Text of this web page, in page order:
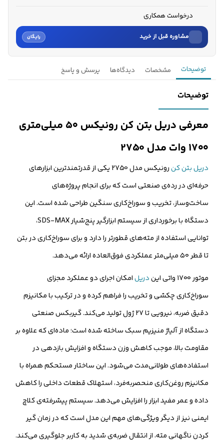
درخواست همکاری
مشاوره قبل از خرید رایگان
نام
تماس می‌گیرند.
ثبت درخواست مشاوره رایگان
توضیحات مشخصات دیدگاه‌ها پرسش و پاسخ
توضیحات
معرفی دریل بتن کن رونیکس ۵۰ میلی‌متری
۱۷۰۰ وات مدل 2750
دریل بتن‌ کن
رونیکس مدل 2750 یکی از قدرتمندترین ابزارهای
حرفه‌ای در رده‌ی صنعتی است که برای انجام پروژه‌های
ساخت‌وساز، تخریب و سوراخ‌کاری سنگین طراحی شده است. این
دستگاه با برخورداری از سیستم ابزارگیر پنج‌شیار SDS-MAX،
توانایی استفاده از مته‌های قطورتر را دارد و برای سوراخ‌کاری در بتن
تا قطر ۵۰ میلی‌متر عملکردی فوق‌العاده ارائه می‌دهد.
موتور ۱۷۰۰ واتی این
دریلامکان اجرای دو عملکرد مجزای
سوراخ‌کاری چکشی و تخریب را فراهم کرده و در ترکیب با مکانیزم
دقیق ضربه، نیرویی تا ۲۷ ژول تولید می‌کند. گیربکس صنعتی
دستگاه از آلیاژ منیزیم سبک ساخته شده است؛ ماده‌ای که علاوه بر
مقاومت بالا، موجب کاهش وزن دستگاه و افزایش بازدهی در
استفاده‌های طولانی‌مدت می‌شود. این ساختار مستحکم همراه با
مکانیزم روغن‌کاری منحصربه‌فرد، استهلاک قطعات داخلی را کاهش
داده و عمر مفید ابزار را افزایش می‌دهد. سیستم پیشرفته‌ی کلاچ
ایمنی نیز از دیگر ویژگی‌های مهم این مدل است که در زمان گیر
کردن ناگهانی مته، از انتقال ضربه‌ی شدید به کاربر جلوگیری می‌کند.